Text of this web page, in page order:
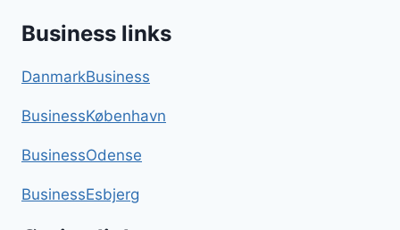
Business links
DanmarkBusiness
BusinessKøbenhavn
BusinessOdense
BusinessEsbjerg